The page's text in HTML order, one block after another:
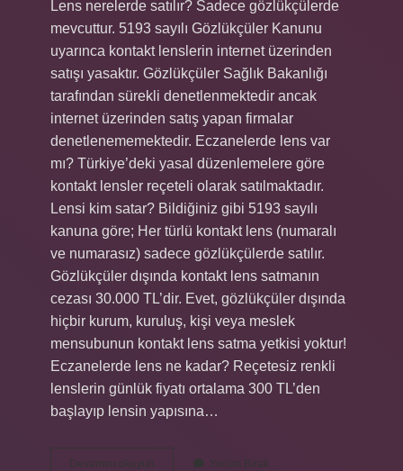
Lens nerelerde satılır? Sadece gözlükçülerde
mevcuttur. 5193 sayılı Gözlükçüler Kanunu
uyarınca kontakt lenslerin internet üzerinden
satışı yasaktır. Gözlükçüler Sağlık Bakanlığı
tarafından sürekli denetlenmektedir ancak
internet üzerinden satış yapan firmalar
denetlenememektedir. Eczanelerde lens var
mı? Türkiye’deki yasal düzenlemelere göre
kontakt lensler reçeteli olarak satılmaktadır.
Lensi kim satar? Bildiğiniz gibi 5193 sayılı
kanuna göre; Her türlü kontakt lens (numaralı
ve numarasız) sadece gözlükçülerde satılır.
Gözlükçüler dışında kontakt lens satmanın
cezası 30.000 TL’dir. Evet, gözlükçüler dışında
hiçbir kurum, kuruluş, kişi veya meslek
mensubunun kontakt lens satma yetkisi yoktur!
Eczanelerde lens ne kadar? Reçetesiz renkli
lenslerin günlük fiyatı ortalama 300 TL’den
başlayıp lensin yapısına…
Devamını okuyun Yorum Bırak